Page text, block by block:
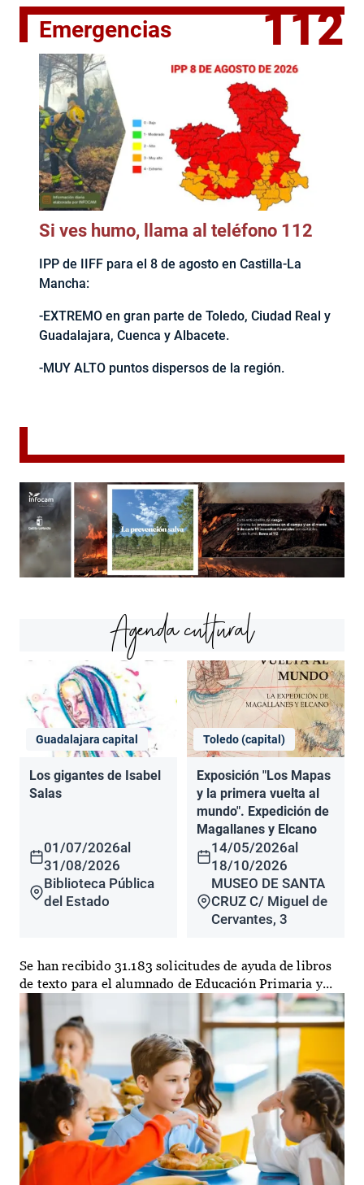
Emergencias 112
Si ves humo, llama al teléfono 112
IPP de IIFF para el 8 de agosto en Castilla-La
Mancha:
-EXTREMO en gran parte de Toledo, Ciudad Real y
Guadalajara, Cuenca y Albacete.
-MUY ALTO puntos dispersos de la región.
Agenda cultural
Guadalajara capital
Los gigantes de Isabel
Salas
01/07/2026al
31/08/2026
Biblioteca Pública
del Estado
Toledo (capital)
Exposición "Los Mapas
y la primera vuelta al
mundo". Expedición de
Magallanes y Elcano
14/05/2026al
18/10/2026
MUSEO DE SANTA
CRUZ C/ Miguel de
Cervantes, 3
Se han recibido 31.183 solicitudes de ayuda de libros
de texto para el alumnado de Educación Primaria y...